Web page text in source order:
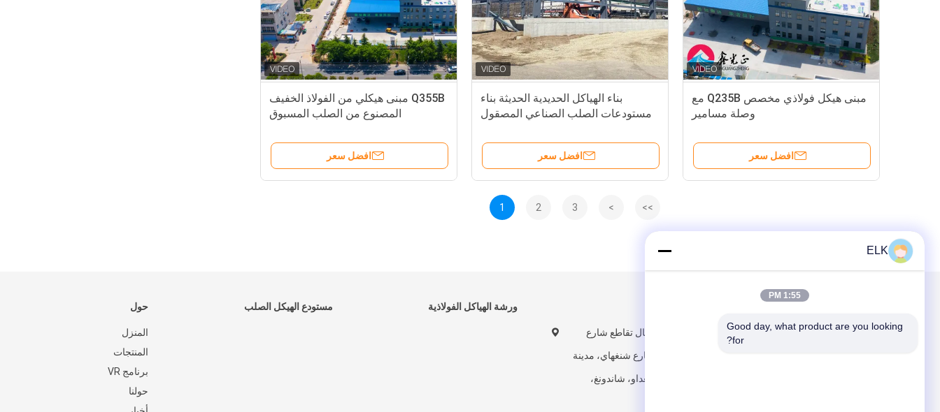
Q355B مبنى هيكلي من الفولاذ الخفيف
المصنوع من الصلب المسبوق
افضل سعر
بناء الهياكل الحديدية الحديثة بناء
مستودعات الصلب الصناعي المصقول
افضل سعر
مبنى هيكل فولاذي مخصص Q235B مع
وصلة مسامير
افضل سعر
1 2 3 > >>
حول
المنزل
المنتجات
برنامج VR
حولنا
مستودع الهيكل الصلب ورشة الهياكل الفولاذية
300 متر شمال تقاطع شارع
شنغشن وشارع شنغهاي، مدينة
بينغدو، تشينغداو، شاندونغ،
ELK
1:55 PM
Good day, what product are you looking
for?